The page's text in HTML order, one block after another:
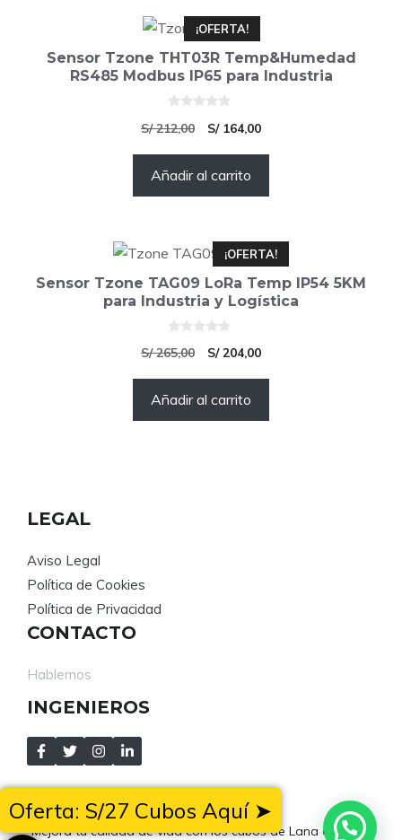
¡OFERTA!
Sensor Tzone THT03R Temp&Humedad
RS485 Modbus IP65 para Industria
d
5
S/212,00
El
precio
original
era:
S/164,00El
precio
es:
Añadir al carrito
¡OFERTA!
Sensor Tzone TAG09 LoRa Temp IP54 5KM
para Industria y Logística
d
5
S/265,00
El
precio
original
era:
S/204,00El
precio
es:
Añadir al carrito
LEGAL
Aviso Legal
Política de Cookies
Política de Privacidad
CONTACTO
Hablemos
INGENIEROS
Mejora tu calidad de vida con los cubos de Lana de Roca
Oferta: S/27 Cubos Aquí ➤